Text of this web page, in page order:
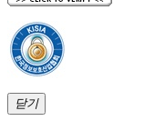
닫기